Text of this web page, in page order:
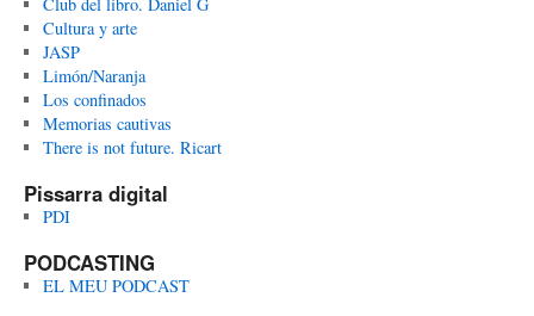
Cultura y arte
JASP
Limón/Naranja
Los confinados
Memorias cautivas
There is not future. Ricart
Pissarra digital
PDI
PODCASTING
EL MEU PODCAST